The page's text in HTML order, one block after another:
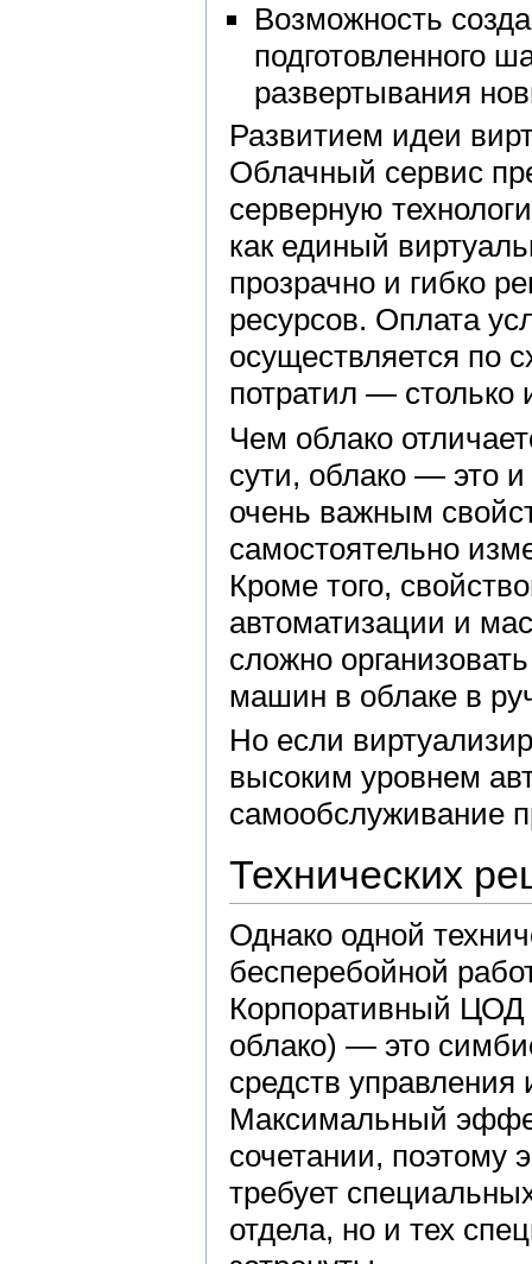
Возможность
подготовленного
развертывания
Развитием идеи
Облачный сервис
серверную
как единый
прозрачно и гибко
ресурсов. Оплата
осуществляется по
потратил — столько
Чем облако
сути, облако — это
очень важным
самостоятельно
Кроме того,
автоматизации и
сложно
машин в облаке в
Но если
высоким уровнем
самообслуживание
Технических
Однако одной
бесперебойной
Корпоративный ЦОД
облако) — это
средств
Максимальный
сочетании,
требует
отдела, но и тех